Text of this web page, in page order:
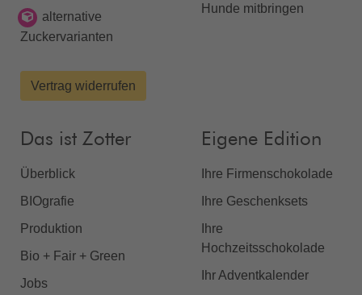
alternative
Zuckervarianten
Vertrag widerrufen
Hunde mitbringen
Das ist Zotter
Überblick
BIOgrafie
Produktion
Bio + Fair + Green
Jobs
Eigene Edition
Ihre Firmenschokolade
Ihre Geschenksets
Ihre
Hochzeitsschokolade
Ihr Adventkalender